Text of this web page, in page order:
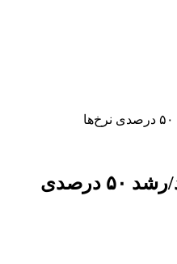
موبایل باز هم گران شد/رشد ۵۰ درصدی